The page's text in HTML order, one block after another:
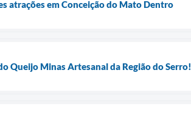
atrações em Conceição do Mato Dentro
Queijo Minas Artesanal da Região do Serro!